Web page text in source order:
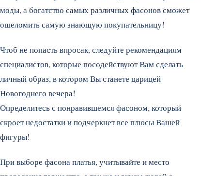
моды, а богатство самых различных фасонов сможет
ошеломить самую знающую покупательницу!
Чтоб не попасть впросак, следуйте рекомендациям
специалистов, которые посодействуют Вам сделать
личный образ, в котором Вы станете царицей
Новогоднего вечера!
Определитесь с понравившемся фасоном, который
скроет недостатки и подчеркнет все плюсы Вашей
фигуры!
При выборе фасона платья, учитывайте и место